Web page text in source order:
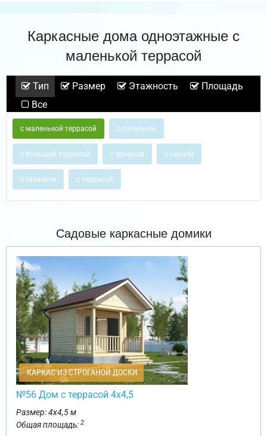
Каркасные дома одноэтажные с
маленькой террасой
Тип Размер Этажность
Площадь
Все
с маленькой террасой с балконом
с большой террасой с эркером с сауной
с гаражом с террасой
Садовые каркасные домики
КАРКАС ИЗ СТРОГАНОЙ ДОСКИ
№56 Дом с террасой 4х4,5
Размер: 4х4,5 м
Общая площадь: 2